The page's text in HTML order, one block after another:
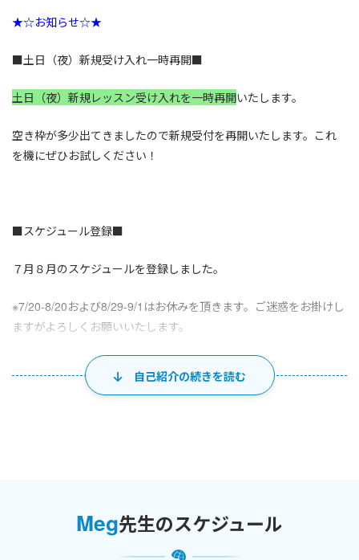
★☆お知らせ☆★
■土日（夜）新規受け入れ一時再開■
土日（夜）新規レッスン受け入れを一時再開いたします。
空き枠が多少出てきましたので新規受付を再開いたします。これ
を機にぜひお試しください！
■スケジュール登録■
７月８月のスケジュールを登録しました。
※7/20-8/20および8/29-9/1はお休みを頂きます。ご迷惑をお掛けし
ますがよろしくお願いいたします。
※ご希望のお時間が埋まっている時は
Skypeメッセージでご相談ください。
自己紹介の続きを読む
Meg先生のスケジュール